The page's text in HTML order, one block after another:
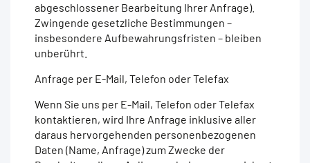
abgeschlossener Bearbeitung Ihrer Anfrage).
Zwingende gesetzliche Bestimmungen –
insbesondere Aufbewahrungsfristen – bleiben
unberührt.
Anfrage per E-Mail, Telefon oder Telefax
Wenn Sie uns per E-Mail, Telefon oder Telefax
kontaktieren, wird Ihre Anfrage inklusive aller
daraus hervorgehenden personenbezogenen
Daten (Name, Anfrage) zum Zwecke der